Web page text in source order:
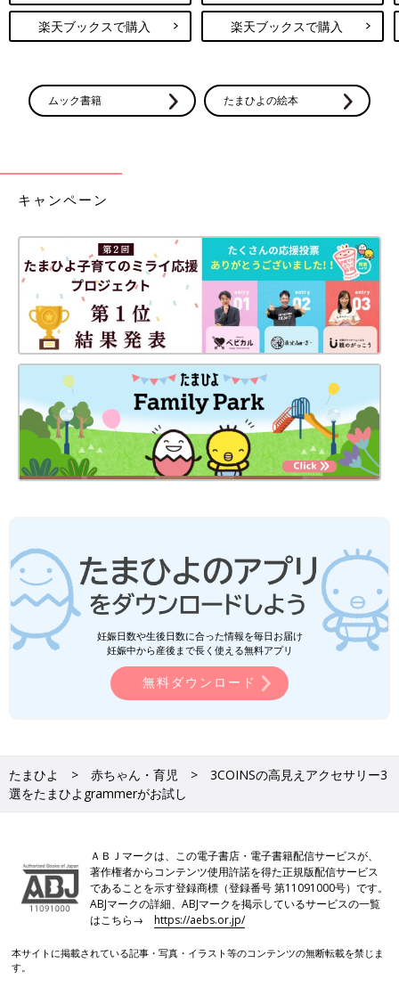
楽天ブックスで購入 楽天ブックスで購入
ムック書籍 たまひよの絵本
キャンペーン
妊娠日数や生後日数に合った情報を毎日お届け
妊娠中から産後まで長く使える無料アプリ
無料ダウンロード
たまひよ 赤ちゃん・育児
3COINSの高見えアクセサリー3
選をたまひよgrammerがお試し
ＡＢＪマークは、この電子書店・電子書籍配信サービスが、
著作権者からコンテンツ使用許諾を得た正規版配信サービス
であることを示す登録商標（登録番号 第11091000号）です。
ABJマークの詳細、ABJマークを掲示しているサービスの一覧
はこちら→https://aebs.or.jp/
本サイトに掲載されている記事・写真・イラスト等のコンテンツの無断転載を禁じま
す。